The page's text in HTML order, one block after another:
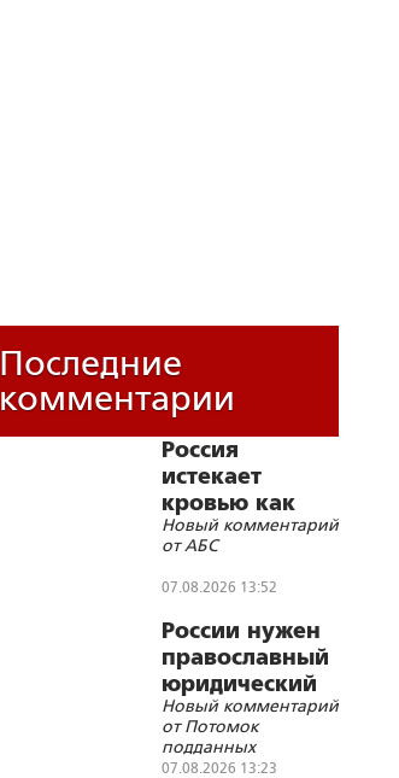
Последние
комментарии
Россия
истекает
кровью как
жертвенное
животное?
Новый комментарий
от АБС
07.08.2026 13:52
России нужен
православный
юридический
СОБР
Новый комментарий
от Потомок
подданных
Императора
07.08.2026 13:23